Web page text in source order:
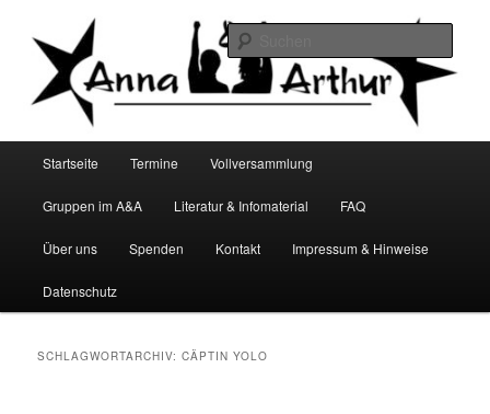
primären
springen
sekundären
springenAnna&Arthur
Startseite Termine Vollversammlung
Gruppen im A&A Literatur & Infomaterial FAQ
Über uns Spenden Kontakt Impressum & Hinweise
Datenschutz
SCHLAGWORTARCHIV:CÄPTIN YOLO